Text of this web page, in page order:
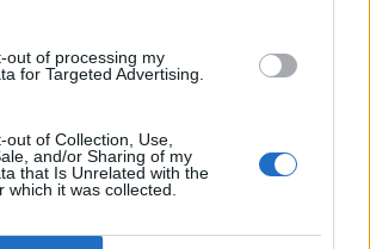
out of processing my
for Targeted Advertising.
out of Collection, Use,
and/or Sharing of my
that Is Unrelated with the
which it was collected.
στη διατροφή σας μπορούν να
εμφάνισης πολυπόδων
Έτσι:
φρούτα και λαχανικά
βάρος
πλούσια σε ασβέστιο και
όπως γάλα τυρί, γιαούρτι,